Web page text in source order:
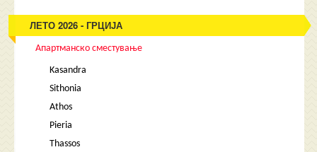
ЛЕТО 2026 - ГРЦИЈА
Апартманско сместување
Kasandra
Sithonia
Athos
Pieria
Thassos